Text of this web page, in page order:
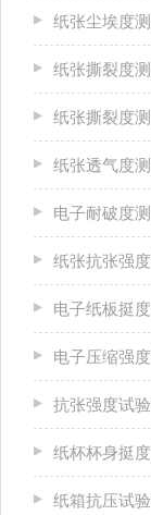
纸张尘埃度
纸张撕裂度
纸张撕裂度
纸张透气度
电子耐破度
纸张抗张强
电子纸板挺
电子压缩强
抗张强度试
纸杯杯身挺
纸箱抗压试